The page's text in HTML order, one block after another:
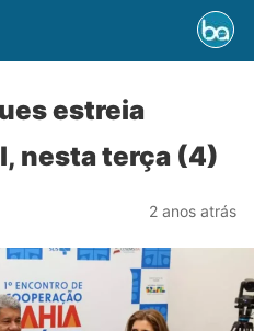
estreia
nesta terça (4)
2 anos atrás